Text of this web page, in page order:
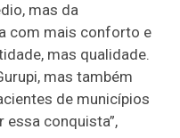
mas da
com mais conforto e
mas qualidade.
mas também
de municípios
essa conquista”,